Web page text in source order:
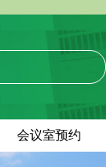
会议室预约